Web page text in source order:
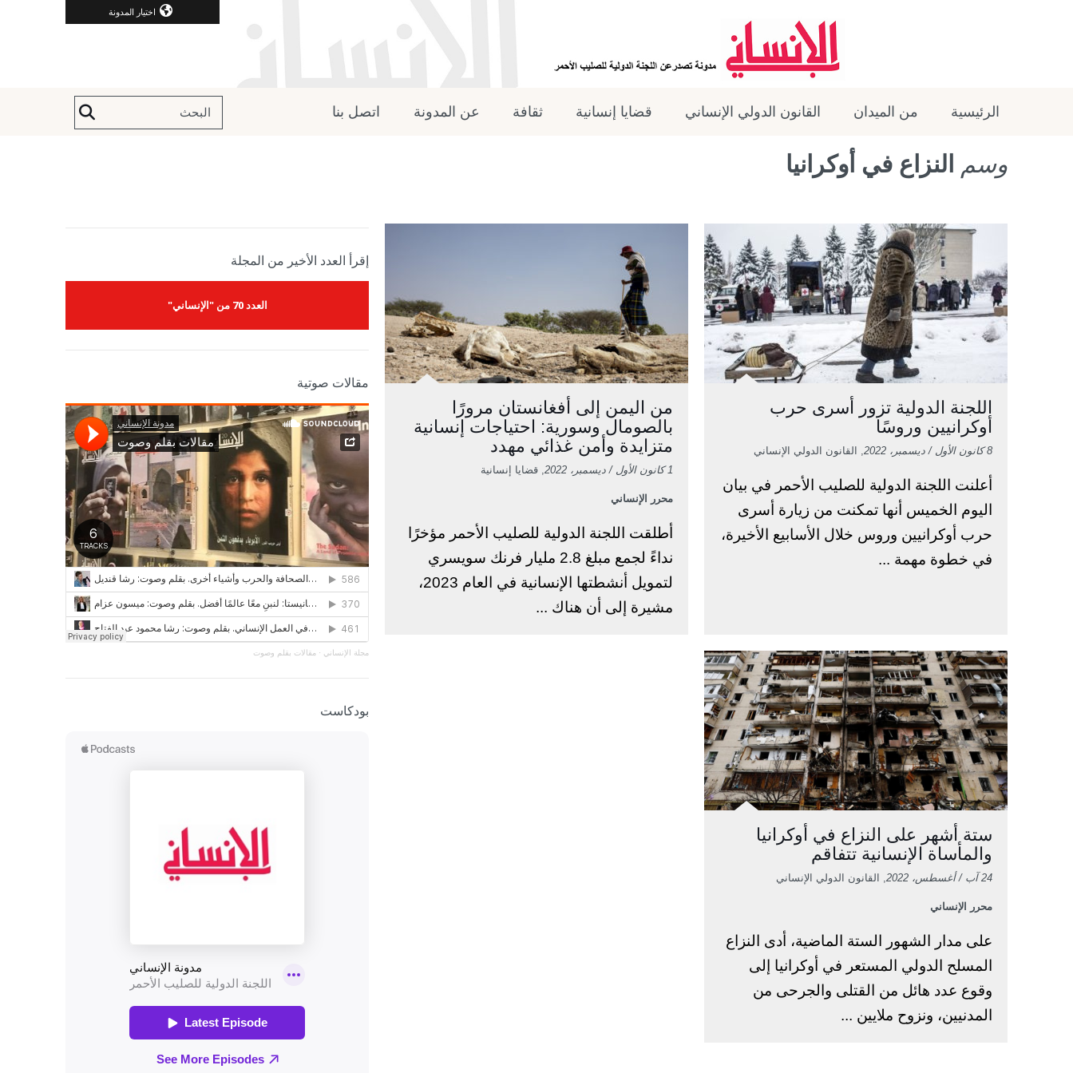
اختيار المدونة
الرئيسية من الميدان القانون الدولي الإنساني قضايا إنسانية ثقافة عن المدونة اتصل بنا
وسم النزاع في أوكرانيا
اللجنة الدولية تزور أسرى حرب
أوكرانيين وروسًا
8 كانون الأول / ديسمبر، 2022 , القانون الدولي الإنساني
أعلنت اللجنة الدولية للصليب الأحمر في بيان
اليوم الخميس أنها تمكنت من زيارة أسرى
حرب أوكرانيين وروس خلال الأسابيع الأخيرة،
في خطوة مهمة ...
من اليمن إلى أفغانستان مرورًا
بالصومال وسورية: احتياجات إنسانية
متزايدة وأمن غذائي مهدد
1 كانون الأول / ديسمبر، 2022 , قضايا إنسانية
محرر الإنساني
أطلقت اللجنة الدولية للصليب الأحمر مؤخرًا
نداءً لجمع مبلغ 2.8 مليار فرنك سويسري
لتمويل أنشطتها الإنسانية في العام 2023،
مشيرة إلى أن هناك ...
ستة أشهر على النزاع في أوكرانيا
والمأساة الإنسانية تتفاقم
24 آب / أغسطس، 2022 , القانون الدولي الإنساني
محرر الإنساني
على مدار الشهور الستة الماضية، أدى النزاع
المسلح الدولي المستعر في أوكرانيا إلى
وقوع عدد هائل من القتلى والجرحى من
المدنيين، ونزوح ملايين ...
إقرأ العدد الأخير من المجلة
العدد 70 من "الإنساني"
مقالات صوتية
مجلة الإنساني · مقالات بقلم وصوت
بودكاست